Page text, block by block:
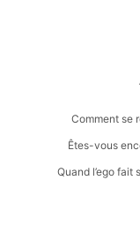
Comment se
Êtes-vous
Quand l’ego fait